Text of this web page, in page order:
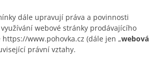
dále upravují práva a povinnosti
webové stránky prodávajícího
www.pohovka.cz (dále jen „webová
právní vztahy.